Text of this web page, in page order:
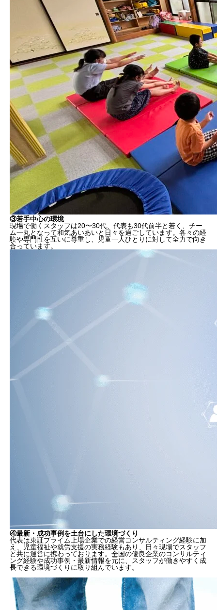
③若手中心の環境
現場で働くスタッフは20〜30代、代表も30代前半と若く、チー
ム一丸となって和気あいあいと日々を過ごしています。各々の経
験や専門性を互いに尊重し、児童一人ひとりに対して全力で向き
合っています。
④最新・成功事例を土台にした環境づくり
代表は東証プライム上場企業での経営コンサルティング経験に加
え、児童福祉や就労支援の実務経験もあり、日々現場でスタッフ
と共に運営に携わっております。全国の優良企業のコンサルティ
ング経験や成功事例・最新情報を元に、スタッフが働きやすく成
長できる環境づくりに取り組んでいます。